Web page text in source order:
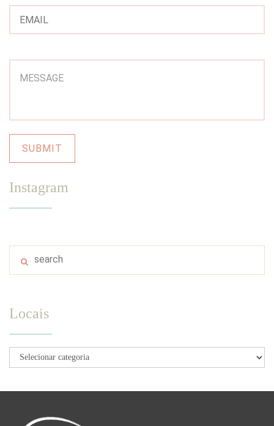
Instagram
Locais